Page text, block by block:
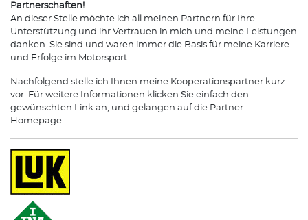
Partnerschaften!
An dieser Stelle möchte ich all meinen Partnern für Ihre
Unterstützung und ihr Vertrauen in mich und meine Leistungen
danken. Sie sind und waren immer die Basis für meine Karriere
und Erfolge im Motorsport.
Nachfolgend stelle ich Ihnen meine Kooperationspartner kurz
vor. Für weitere Informationen klicken Sie einfach den
gewünschten Link an, und gelangen auf die Partner
Homepage.